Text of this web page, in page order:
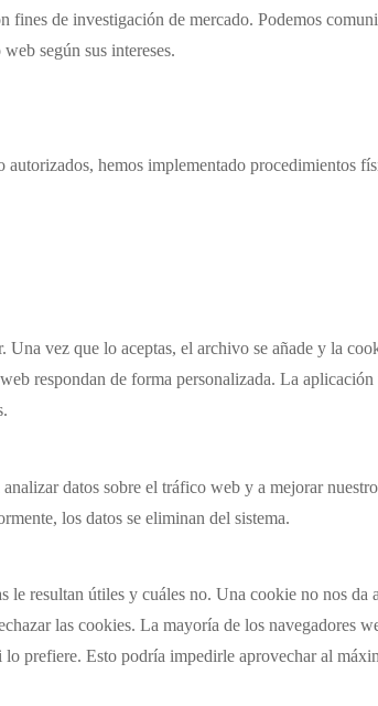
de investigación de mercado. Podemos
según sus intereses.
hemos implementado procedimientos
vez que lo aceptas, el archivo se añade y la
respondan de forma personalizada. La aplicación
datos sobre el tráfico web y a mejorar
los datos se eliminan del sistema.
resultan útiles y cuáles no. Una cookie no nos da
las cookies. La mayoría de los navegadores
prefiere. Esto podría impedirle aprovechar al